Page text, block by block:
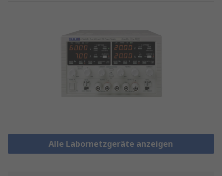
Alle Labornetzgeräte anzeigen